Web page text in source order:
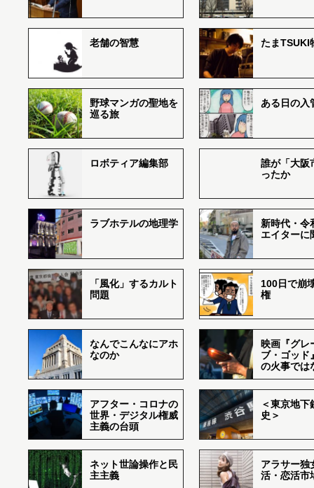
老舗の智慧 たまTSUKI
野球マンガの聖地を
巡る旅
ある日の入
ロボティア編集部
誰が「大阪
ったか
ラブホテルの地理学
新時代・令
エイターに
「風化」するカルト
問題
100日で崩
権
なんでこんなにアホ
なのか
映画『グレ
ブ・ゴッド
の火事では
アフター・コロナの
世界・デジタル権威
主義の台頭
＜東京地下
史＞
ネット世論操作と民
主主義
アラサー独
活・恋活市